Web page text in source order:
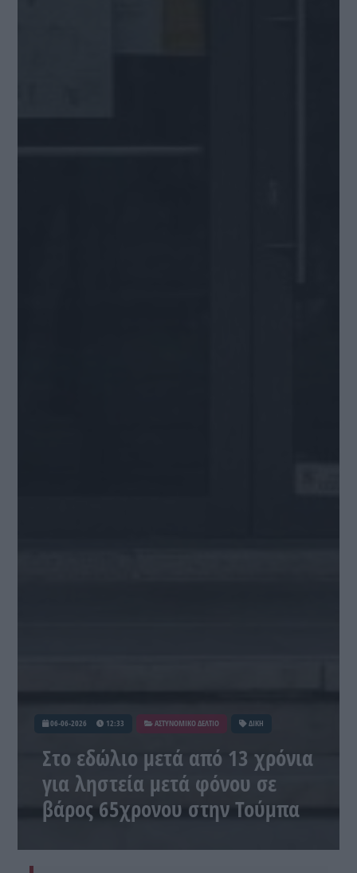
06-06-2026 12:33 ΑΣΤΥΝΟΜΙΚΟ ΔΕΛΤΙΟ ΔΙΚΗ
Στο εδώλιο μετά από 13 χρόνια
για ληστεία μετά φόνου σε
βάρος 65χρονου στην Τούμπα